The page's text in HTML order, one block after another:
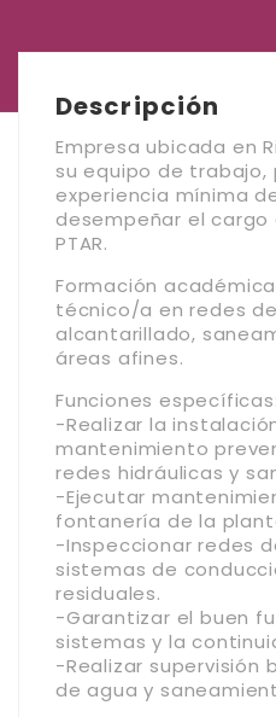
Descripción
Empresa ubicada en
su equipo de trabajo,
experiencia mínima
desempeñar el
PTAR.
Formación
técnico/a en redes
alcantarillado,
áreas afines.
Funciones específicas:
-Realizar la
mantenimiento
redes hidráulicas y
-Ejecutar
fontanería de la
-Inspeccionar redes
sistemas de
residuales.
-Garantizar el buen
sistemas y la
-Realizar supervisión
de agua y